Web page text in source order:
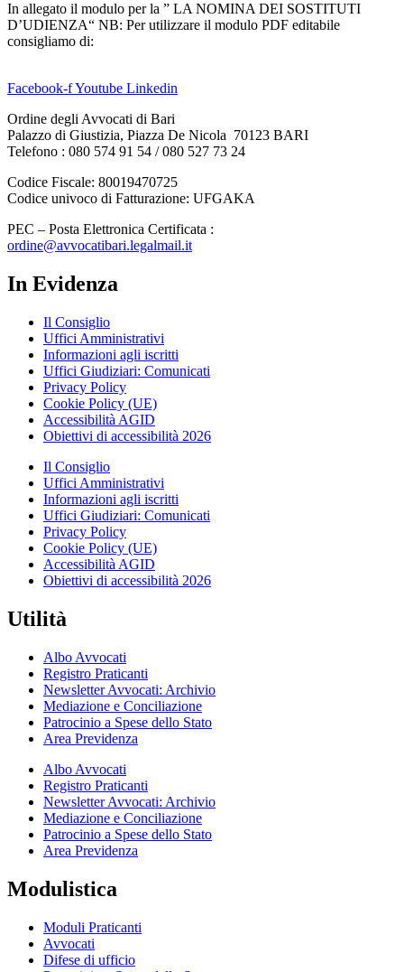
In allegato il modulo per la ” LA NOMINA DEI SOSTITUTI
D’UDIENZA“ NB: Per utilizzare il modulo PDF editabile
consigliamo di:
Facebook-fYoutube Linkedin
Ordine degli Avvocati di Bari
Palazzo di Giustizia, Piazza De Nicola 70123 BARI
Telefono : 080 574 91 54 / 080 527 73 24
Codice Fiscale: 80019470725
Codice univoco di Fatturazione: UFGAKA
PEC – Posta Elettronica Certificata :
ordine@avvocatibari.legalmail.it
In Evidenza
Il Consiglio
Uffici Amministrativi
Informazioni agli iscritti
Uffici Giudiziari: Comunicati
Privacy Policy
Cookie Policy (UE)
Accessibilità AGID
Obiettivi di accessibilità 2026
Il Consiglio
Uffici Amministrativi
Informazioni agli iscritti
Uffici Giudiziari: Comunicati
Privacy Policy
Cookie Policy (UE)
Accessibilità AGID
Obiettivi di accessibilità 2026
Utilità
Albo Avvocati
Registro Praticanti
Newsletter Avvocati: Archivio
Mediazione e Conciliazione
Patrocinio a Spese dello Stato
Area Previdenza
Albo Avvocati
Registro Praticanti
Newsletter Avvocati: Archivio
Mediazione e Conciliazione
Patrocinio a Spese dello Stato
Area Previdenza
Modulistica
Moduli Praticanti
Avvocati
Difese di ufficio